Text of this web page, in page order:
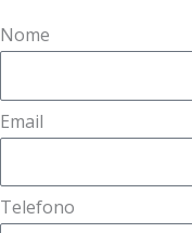
Nome
Email
Telefono